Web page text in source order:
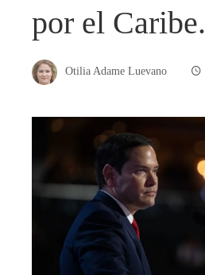
por el Caribe.
Otilia Adame Luevano